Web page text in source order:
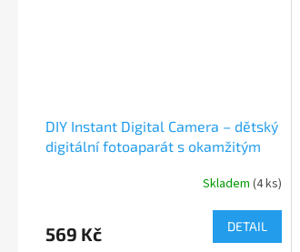
DIY Instant Digital Camera – dětský
digitální fotoaparát s okamžitým
Skladem (4 ks)
569 Kč DETAIL